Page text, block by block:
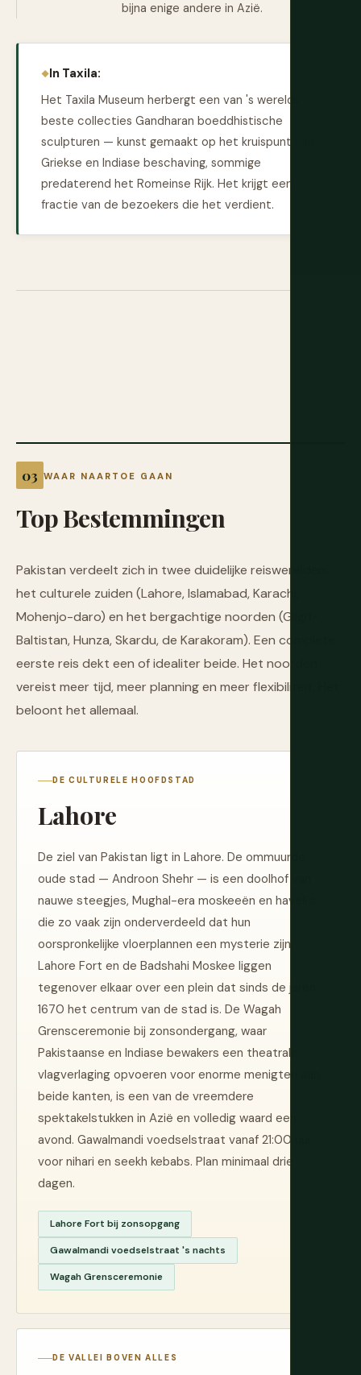
bijna enige andere in Azië.
In Taxila:
Het Taxila Museum herbergt een van 's werelds
beste collecties Gandharan boeddhistische
sculpturen — kunst gemaakt op het kruispunt van
Griekse en Indiase beschaving, sommige
predaterend het Romeinse Rijk. Het krijgt een
fractie van de bezoekers die het verdient.
WAAR NAARTOE GAAN
TopBestemmingen
Pakistan verdeelt zich in twee duidelijke reiswerelden:
het culturele zuiden (Lahore, Islamabad, Karachi,
Mohenjo-daro) en het bergachtige noorden (Gilgit-
Baltistan, Hunza, Skardu, de Karakoram). Een complete
eerste reis dekt een of idealiter beide. Het noorden
vereist meer tijd, meer planning en meer flexibiliteit. Het
beloont het allemaal.
DE CULTURELE HOOFDSTAD
Lahore
De ziel van Pakistan ligt in Lahore. De ommuurde
oude stad — Androon Shehr — is een doolhof van
nauwe steegjes, Mughal-era moskeeën en haveli's
die zo vaak zijn onderverdeeld dat hun
oorspronkelijke vloerplannen een mysterie zijn.
Lahore Fort en de Badshahi Moskee liggen
tegenover elkaar over een plein dat sinds de jaren
1670 het centrum van de stad is. De Wagah
Grensceremonie bij zonsondergang, waar
Pakistaanse en Indiase bewakers een theatrale
vlagverlaging opvoeren voor enorme menigten aan
beide kanten, is een van de vreemdere
spektakelstukken in Azië en volledig waard een
avond. Gawalmandi voedselstraat vanaf 21:00 uur
voor nihari en seekh kebabs. Plan minimaal drie
dagen.
Lahore Fort bij zonsopgang
Gawalmandi voedselstraat 's nachts
Wagah Grensceremonie
DE VALLEI BOVEN ALLES